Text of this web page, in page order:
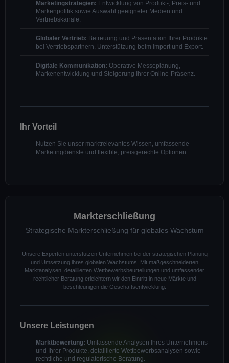
Marketingstrategien: Entwicklung von Produkt-, Preis- und
Markenpolitik sowie Auswahl geeigneter Medien und
Vertriebskanäle.
Globaler Vertrieb: Betreuung und Präsentation Ihrer Produkte
bei Vertriebspartnern, Unterstützung beim Import und Export.
Digitale Kommunikation: Operative Messeplanung,
Markenentwicklung und Steigerung Ihrer Online-Präsenz.
Ihr Vorteil
Nutzen Sie unser marktrelevantes Wissen, umfassende
Marketingdienste und flexible, preisgerechte Optionen.
Markterschließung
Strategische Markterschließung für globales Wachstum
Unsere Experten unterstützen Unternehmen bei der strategischen Planung
und Umsetzung ihres globalen Wachstums. Mit maßgeschneiderten
Marktanalysen, detaillierten Wettbewerbsbeurteilungen und umfassender
rechtlicher Beratung erleichtern wir den Eintritt in neue Märkte und
beschleunigen die Geschäftsentwicklung.
Unsere Leistungen
Marktbewertung: Umfassende Analysen Ihres Unternehmens
und Ihrer Produkte, detaillierte Wettbewerbsanalysen sowie
rechtliche und regulatorische Beratung.